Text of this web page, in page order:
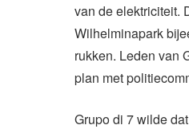
van de elektriciteit.
Wilhelminapark
rukken. Leden van
plan met
Grupo di 7 wilde